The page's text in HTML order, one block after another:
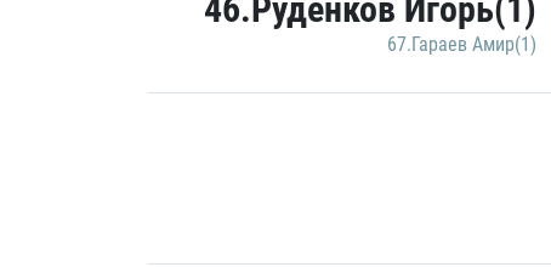
46.Руденков Игорь(1)
67.Гараев Амир(1)